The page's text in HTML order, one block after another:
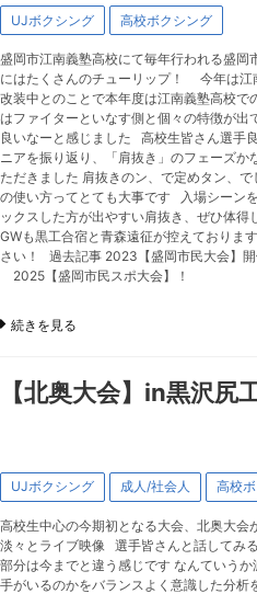
UJボクシング 高校ボクシング
盛岡市江南義塾高校にて毎年行われる盛
にはたくさんのチューリップ！ 今年は
改装中とのことで本年度は江南義塾高校で
はファイターといなす側と個々の特徴が出
良いなーと感じました 高校生皆さん選手
ニアを振り返り、「肩抜き」のフェーズ
ただきました 肩抜きのン、で定めタン、
の使い方ってとても大事です 入場シーン
ックスした方が出やすい肩抜き、ぜひ体
GWも黒工合宿と青森遠征が控えておりま
さい！ 過去記事 2023【盛岡市民大会】
2025【盛岡市民スポ大会】！
続きを見る
【北奥大会】in黒沢尻
UJボクシング 成人/社会人 高校
高校生中心の今期初となる大会、北奥大会
淡々とライブ映像 選手皆さんと話してみ
部分は今までと違う感じです なんていう
手がいるのかをバランスよく意識した分